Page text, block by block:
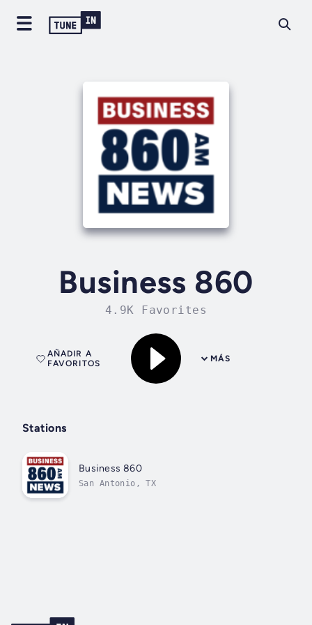
Business 860
4.9K Favorites
MÁS
AÑADIR A
FAVORITOS
Stations
Business 860
San Antonio, TX